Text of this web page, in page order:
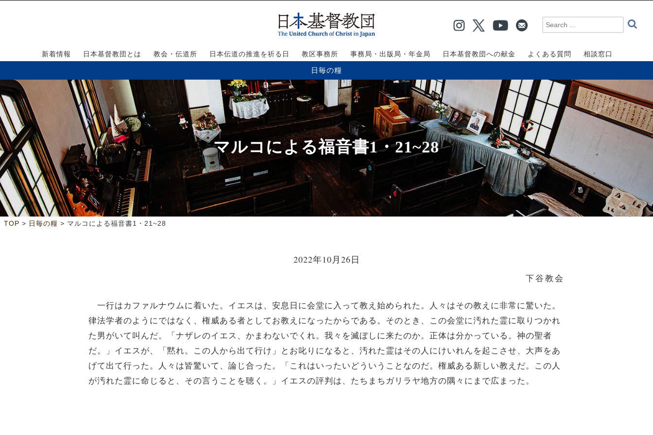
新着情報 日本基督教団とは 教会・伝道所 日本伝道の推進を祈る日 教区事務所 事務局・出版局・年金局 日本基督教団への献金 よくある質問 相談窓口
日毎の糧
マルコによる福音書1・21~28
TOP > 日毎の糧 > マルコによる福音書1・21~28
2022年10月26日
下谷教会
一行はカファルナウムに着いた。イエスは、安息日に会堂に入って教え始められた。人々はその教えに非常に驚いた。
律法学者のようにではなく、権威ある者としてお教えになったからである。そのとき、この会堂に汚れた霊に取りつかれ
た男がいて叫んだ。「ナザレのイエス、かまわないでくれ。我々を滅ぼしに来たのか。正体は分かっている。神の聖者
だ。」イエスが、「黙れ。この人から出て行け」とお叱りになると、汚れた霊はその人にけいれんを起こさせ、大声をあ
げて出て行った。人々は皆驚いて、論じ合った。「これはいったいどういうことなのだ。権威ある新しい教えだ。この人
が汚れた霊に命じると、その言うことを聴く。」イエスの評判は、たちまちガリラヤ地方の隅々にまで広まった。